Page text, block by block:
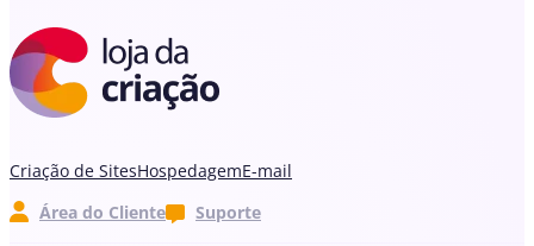
Criação de SitesHospedagemE-mail
Área do Cliente
Suporte